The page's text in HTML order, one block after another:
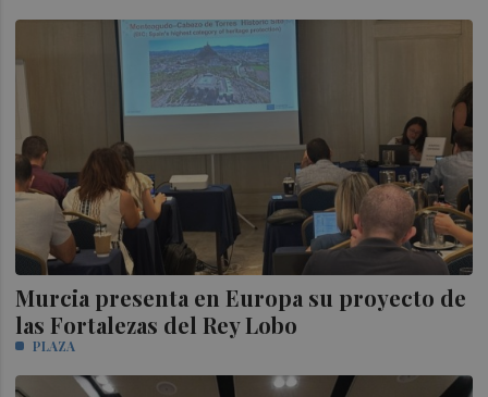
Murcia presenta en Europa su proyecto de
las Fortalezas del Rey Lobo
PLAZA